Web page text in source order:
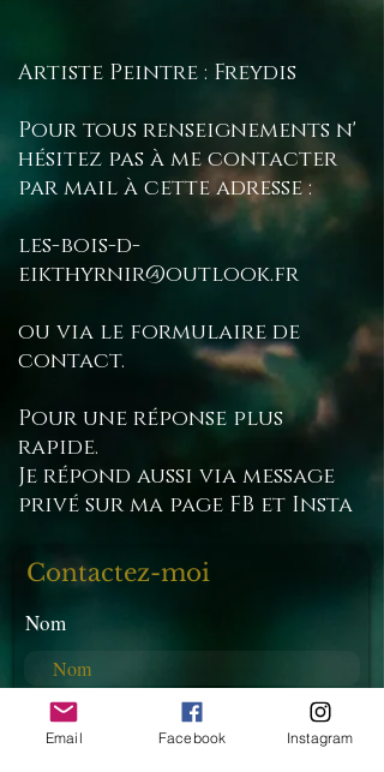
Artiste Peintre : Freydis
Pour tous renseignements n'
hésitez pas à me contacter
par mail à cette adresse :
les-bois-d-
eikthyrnir@outlook.fr
ou via le formulaire de
contact.
Pour une réponse plus
rapide.
Je répond aussi via message
privé sur ma page FB et Insta
Contactez-moi
Nom
E-mail
Email Facebook Instagram